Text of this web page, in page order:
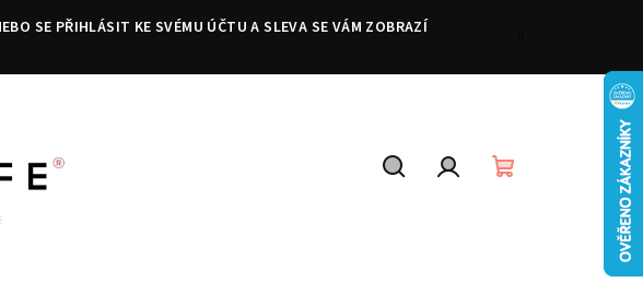
SE PŘIHLÁSIT KE SVÉMU ÚČTU A SLEVA SE VÁM ZOBRAZÍ